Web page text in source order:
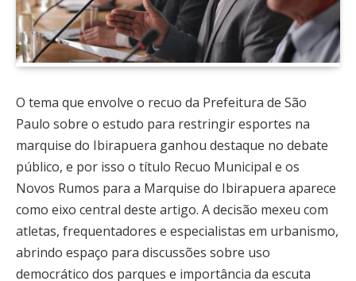
O tema que envolve o recuo da Prefeitura de São
Paulo sobre o estudo para restringir esportes na
marquise do Ibirapuera ganhou destaque no debate
público, e por isso o título Recuo Municipal e os
Novos Rumos para a Marquise do Ibirapuera aparece
como eixo central deste artigo. A decisão mexeu com
atletas, frequentadores e especialistas em urbanismo,
abrindo espaço para discussões sobre uso
democrático dos parques e importância da escuta